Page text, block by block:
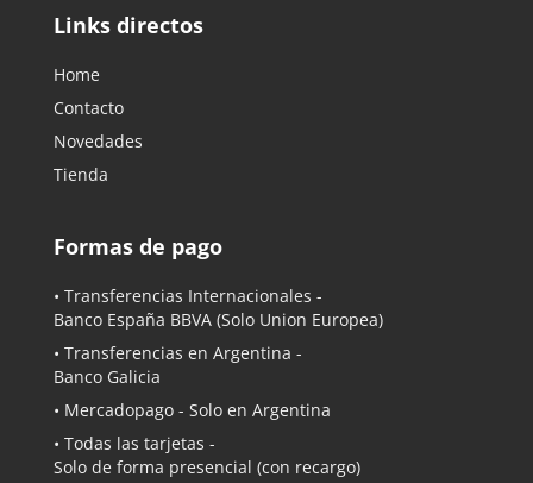
Links directos
Home
Contacto
Novedades
Tienda
Formas de pago
• Transferencias Internacionales -
Banco España BBVA (Solo Union Europea)
• Transferencias en Argentina -
Banco Galicia
• Mercadopago - Solo en Argentina
• Todas las tarjetas -
Solo de forma presencial (con recargo)